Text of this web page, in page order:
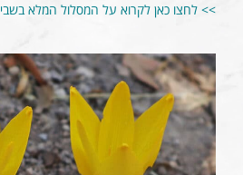
>> לחצו כאן לקרוא על המסלול המלא